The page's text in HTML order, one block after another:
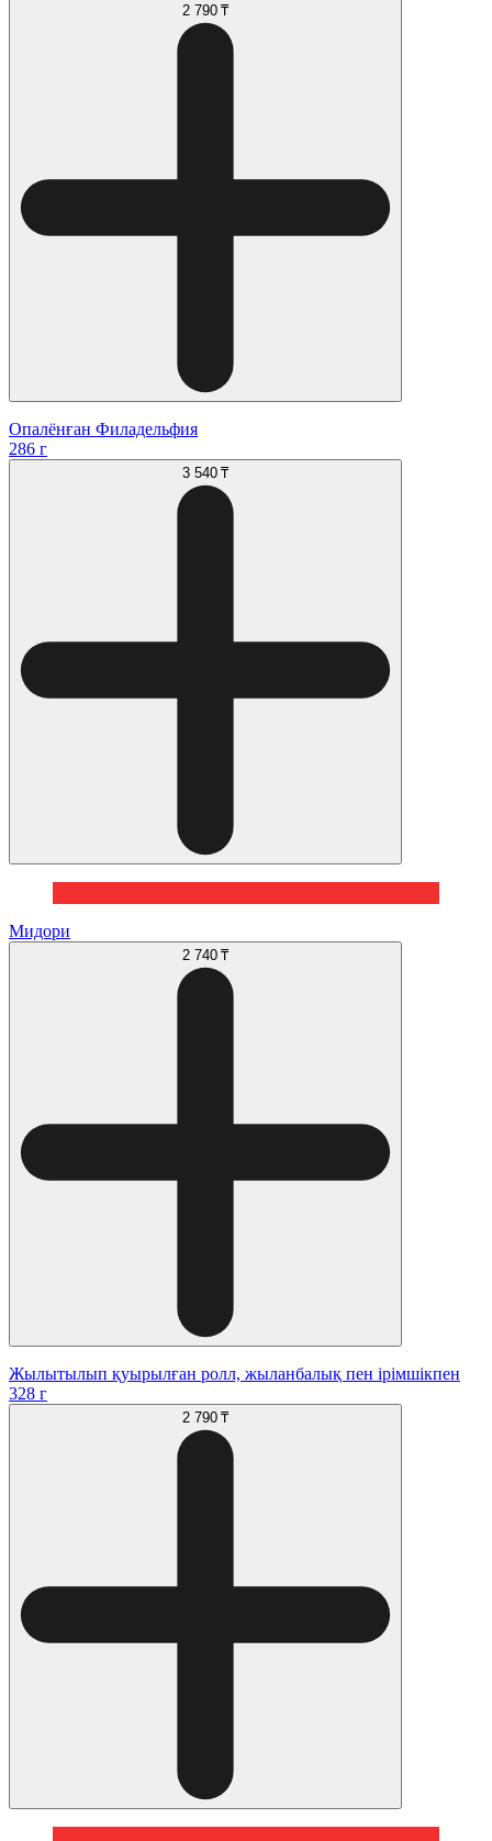
2 790 ₸
Опалёнған Филадельфия
286 г
3 540 ₸
Мидори
2 740 ₸
Жылытылып қуырылған ролл, жыланбалық пен ірімшікпен
328 г
2 790 ₸